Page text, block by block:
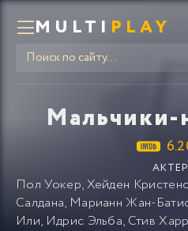
MULTI PLAY
Мальчики-
Пол Уокер,Хейден
Салдана, Марианн Жан-
Или, Идрис Эльба, Стив